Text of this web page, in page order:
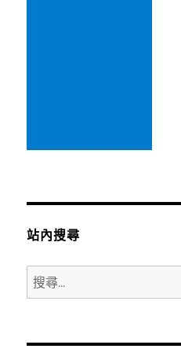
站內搜尋
搜
尋
鍵